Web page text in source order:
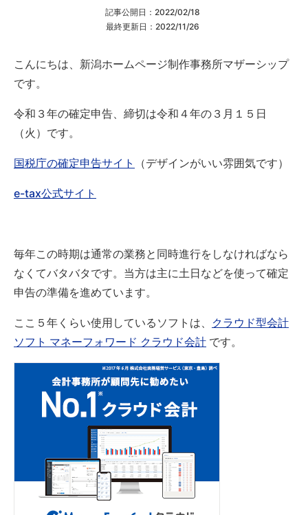
記事公開日： 2022/02/18
最終更新日： 2022/11/26
こんにちは、新潟ホームページ制作事務所マザーシップ
です。
令和３年の確定申告、締切は令和４年の３月１５日
（火）です。
国税庁の確定申告サイト （デザインがいい雰囲気です）
e-tax公式サイト
毎年この時期は通常の業務と同時進行をしなければなら
なくてバタバタです。当方は主に土日などを使って確定
申告の準備を進めています。
ここ５年くらい使用しているソフトは、 クラウド型会計
ソフト マネーフォワード クラウド会計 です。